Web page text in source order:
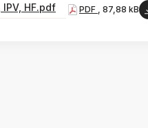
HF.pdf PDF , 87,88 kB